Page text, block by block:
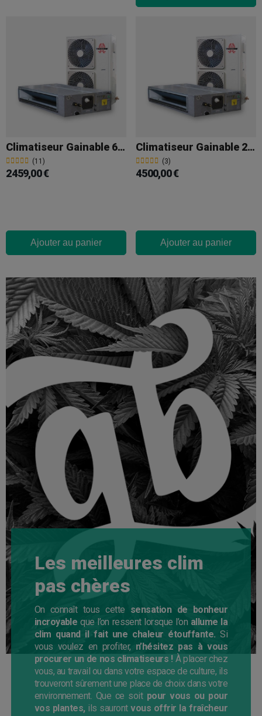
Climatiseur Gainable 64000 BTU
(11)
2 459,00 €
Ajouter au panier
Climatiseur Gainable 25 000 Frigories
(3)
4 500,00 €
Ajouter au panier
Les meilleures clim
pas chères
On connaît tous cette sensation de bonheur
incroyable que l’on ressent lorsque l’on allume la
clim quand il fait une chaleur étouffante. Si
vous voulez en profiter, n’hésitez pas à vous
procurer un de nos climatiseurs !À placer chez
vous, au travail ou dans votre espace de culture, ils
trouveront sûrement une place de choix dans votre
environnement. Que ce soit pour vous ou pour
vos plantes,ils saurontvous offrir la fraîcheur